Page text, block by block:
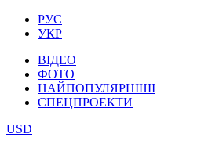
РУС
УКР
ВІДЕО
ФОТО
НАЙПОПУЛЯРНІШІ
СПЕЦПРОЕКТИ
USD